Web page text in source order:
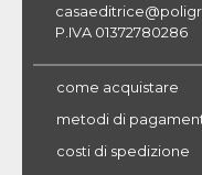
P.IVA 01372780286
come acquistare
metodi di
costi di spedizione